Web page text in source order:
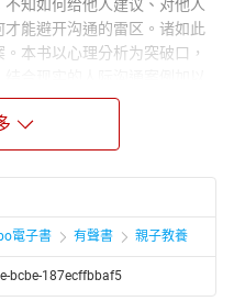
知如何给他人建议、对他人
能避开沟通的雷区。诸如此
本书以心理分析为突破口，
活动建立成功人际关系的一
“学以致用”才是本书给你的最
胆地尝试它、运用它，你的
電子書 有聲書 親子教養
bcbe-187ecffbbaf5